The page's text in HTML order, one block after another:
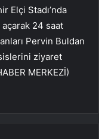
Elçi Stadı’nda
24 saat
Pervin Buldan
ziyaret
MERKEZİ)